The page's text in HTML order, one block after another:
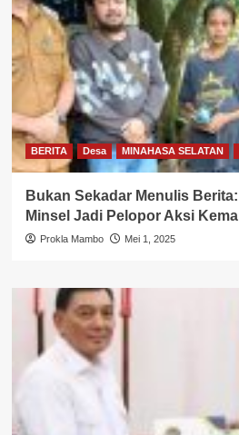
BERITA Desa MINAHASA SELATAN
Bukan Sekadar Menulis
Minsel Jadi Pelopor Aksi
Prokla Mambo Mei 1, 2025